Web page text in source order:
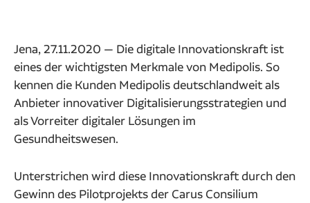
Karriere
Jena, 27.11.2020 — Die digitale Innovationskraft ist
eines der wichtigsten Merkmale von Medipolis. So
kennen die Kunden Medipolis deutschlandweit als
Anbieter innovativer Digitalisierungsstrategien und
als Vorreiter digitaler Lösungen im
Gesundheitswesen.
Unterstrichen wird diese Innovationskraft durch den
Gewinn des Pilotprojekts der Carus Consilium